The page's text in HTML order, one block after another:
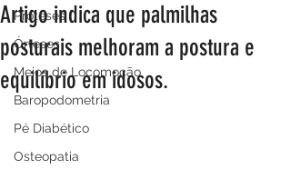
Próteses
Órteses
Meios de Locomoção
Baropodometria
Pé Diabético
Osteopatia
Artigo indica que palmilhas
posturais melhoram a postura e
equilíbrio em idosos.